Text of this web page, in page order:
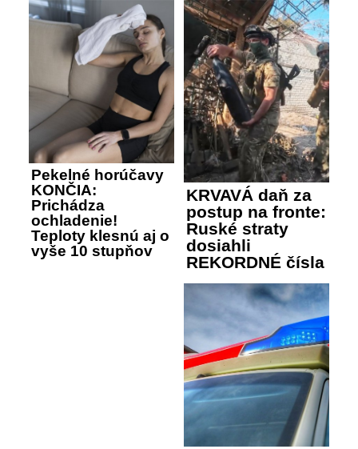
Pekelné horúčavy
KONČIA:
Prichádza
ochladenie!
Teploty klesnú aj o
vyše 10 stupňov
KRVAVÁ daň za
postup na fronte:
Ruské straty
dosiahli
REKORDNÉ čísla